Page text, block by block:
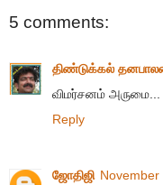
5 comments:
திண்டுக்கல்
விமர்சனம் அருமை...
Reply
ஜோதிஜி November